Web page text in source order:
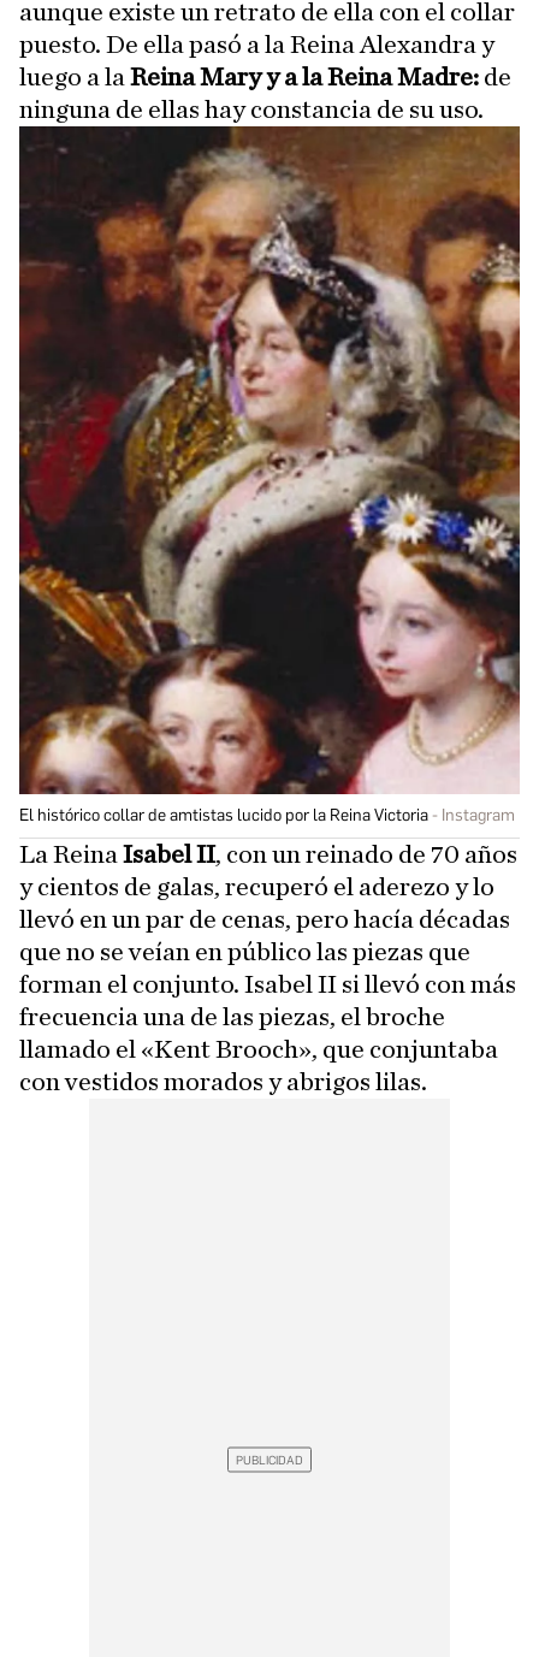
aunque existe un retrato de ella con el collar
puesto. De ella pasó a la Reina Alexandra y
luego a la Reina Mary y a la Reina Madre: de
ninguna de ellas hay constancia de su uso.
El histórico collar de amtistas lucido por la Reina Victoria Instagram
La Reina Isabel II, con un reinado de 70 años
y cientos de galas, recuperó el aderezo y lo
llevó en un par de cenas, pero hacía décadas
que no se veían en público las piezas que
forman el conjunto. Isabel II si llevó con más
frecuencia una de las piezas, el broche
llamado el «Kent Brooch», que conjuntaba
con vestidos morados y abrigos lilas.